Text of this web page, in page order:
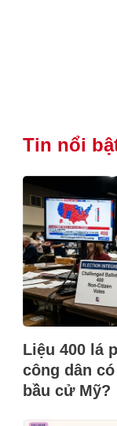
Tin nổi
Liệu 400 lá
công dân
bầu cử Mỹ?